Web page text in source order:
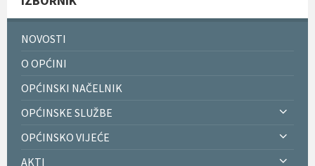
NOVOSTI
O OPĆINI
OPĆINSKI NAČELNIK
OPĆINSKE SLUŽBE
OPĆINSKO VIJEĆE
AKTI